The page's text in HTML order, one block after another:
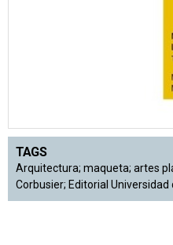
TAGS
Arquitectura; maqueta; artes
Corbusier; Editorial Universidad